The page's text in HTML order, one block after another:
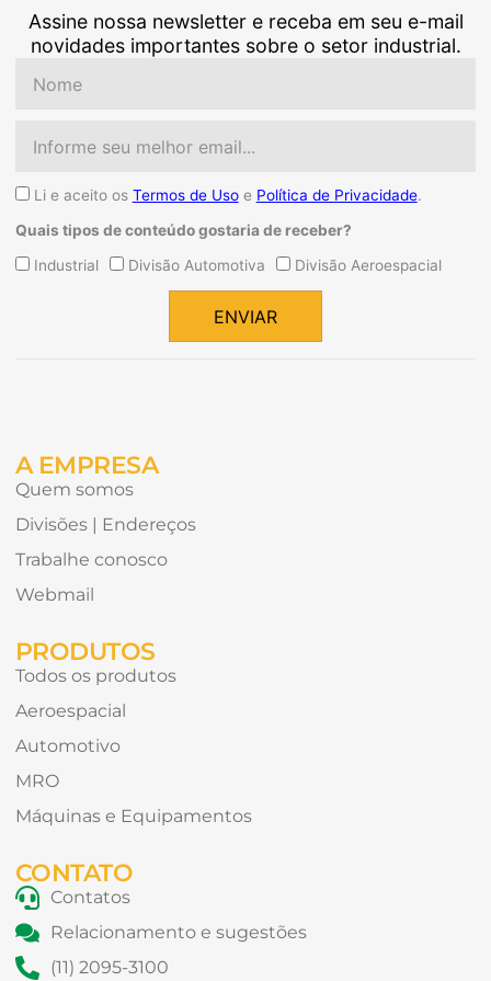
Assine nossa newsletter e receba em seu e-mail
novidades importantes sobre o setor industrial.
AceiteLi e aceito os Termos de Usoe Política de Privacidade.
Quais tipos de conteúdo gostaria de receber?
QuaisIndustrial Divisão Automotiva Divisão Aeroespacial
ENVIAR
A EMPRESA
Quem somos
Divisões | Endereços
Trabalhe conosco
Webmail
PRODUTOS
Todos os produtos
Aeroespacial
Automotivo
MRO
Máquinas e Equipamentos
CONTATO
Contatos
Relacionamento e sugestões
(11) 2095-3100